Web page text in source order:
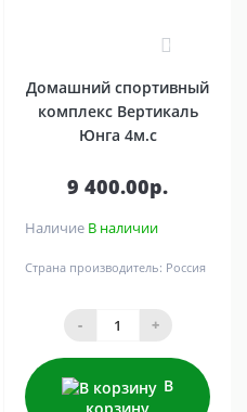
Домашний спортивный
комплекс Вертикаль
Юнга 4м.с
9 400.00р.
Наличие В наличии
Страна производитель: Россия
- +
В